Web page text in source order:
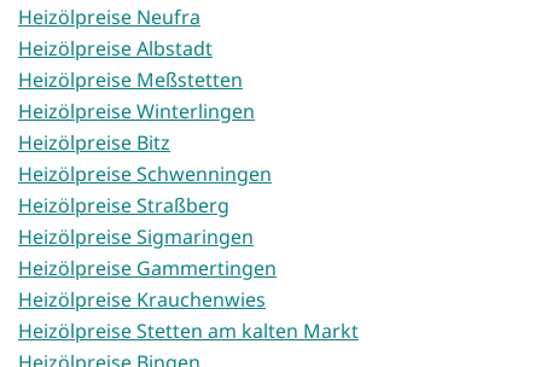
Heizölpreise Neufra
Heizölpreise Albstadt
Heizölpreise Meßstetten
Heizölpreise Winterlingen
Heizölpreise Bitz
Heizölpreise Schwenningen
Heizölpreise Straßberg
Heizölpreise Sigmaringen
Heizölpreise Gammertingen
Heizölpreise Krauchenwies
Heizölpreise Stetten am kalten Markt